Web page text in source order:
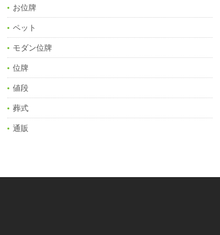
お位牌
ペット
モダン位牌
位牌
値段
葬式
通販